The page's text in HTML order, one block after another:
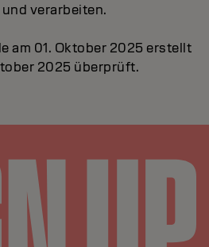
verarbeiten.
am 01. Oktober 2025 erstellt
2025 überprüft.